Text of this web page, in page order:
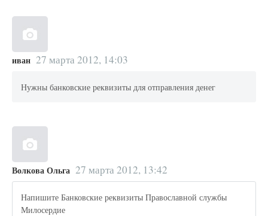
иван 27 марта 2012, 14:03
Нужны банковские реквизиты для отправления денег
Волкова Ольга 27 марта 2012, 13:42
Напишите Банковские реквизиты Православной службы
Милосердие